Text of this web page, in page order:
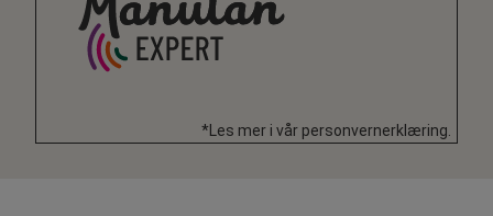
*Les mer i vår personvernerklæring.